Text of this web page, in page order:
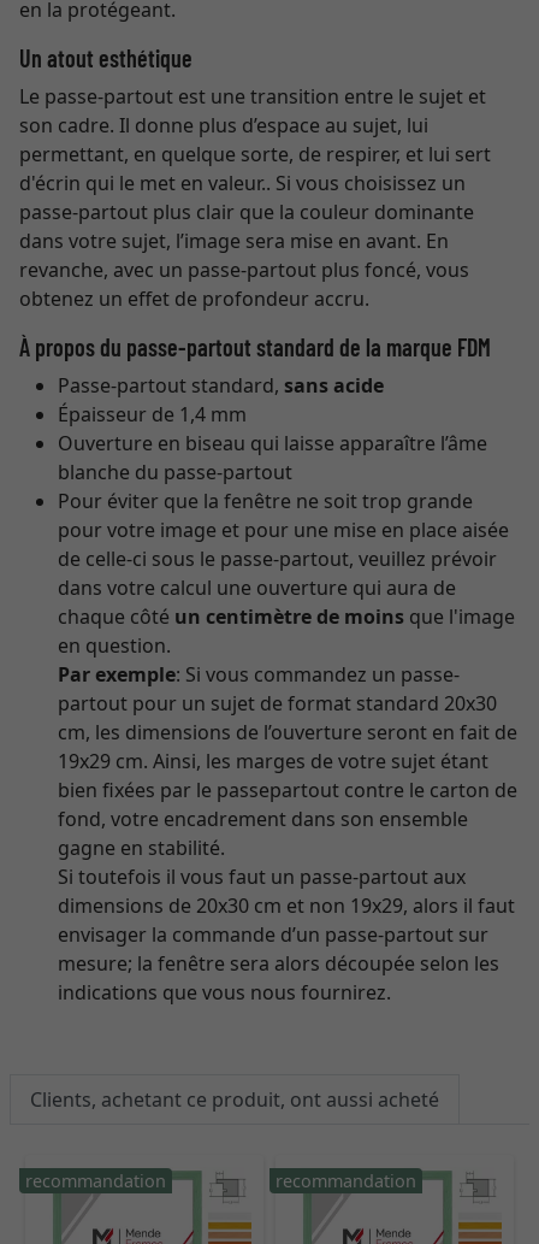
en la protégeant.
Un atout esthétique
Le passe-partout est une transition entre le sujet et
son cadre. Il donne plus d’espace au sujet, lui
permettant, en quelque sorte, de respirer, et lui sert
d'écrin qui le met en valeur.. Si vous choisissez un
passe-partout plus clair que la couleur dominante
dans votre sujet, l’image sera mise en avant. En
revanche, avec un passe-partout plus foncé, vous
obtenez un effet de profondeur accru.
À propos du passe-partout standard de la marque FDM
Passe-partout standard, sans acide
Épaisseur de 1,4 mm
Ouverture en biseau qui laisse apparaître l’âme
blanche du passe-partout
Pour éviter que la fenêtre ne soit trop grande
pour votre image et pour une mise en place aisée
de celle-ci sous le passe-partout, veuillez prévoir
dans votre calcul une ouverture qui aura de
chaque côté un centimètre de moins que l'image
en question.
Par exemple: Si vous commandez un passe-
partout pour un sujet de format standard 20x30
cm, les dimensions de l’ouverture seront en fait de
19x29 cm. Ainsi, les marges de votre sujet étant
bien fixées par le passepartout contre le carton de
fond, votre encadrement dans son ensemble
gagne en stabilité.
Si toutefois il vous faut un passe-partout aux
dimensions de 20x30 cm et non 19x29, alors il faut
envisager la commande d’un passe-partout sur
mesure; la fenêtre sera alors découpée selon les
indications que vous nous fournirez.
Clients, achetant ce produit, ont aussi acheté
recommandation recommandation